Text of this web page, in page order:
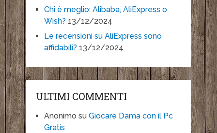
Chi è meglio: Alibaba, AliExpress o
Wish? 13/12/2024
Le recensioni su AliExpress sono
affidabili? 13/12/2024
ULTIMI COMMENTI
Anonimo su Giocare Dama con il Pc
Gratis